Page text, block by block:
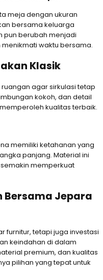
meja dengan ukuran
bersama keluarga
pun berubah menjadi
waktu bersama.
Klasik
agar sirkulasi tetap
kokoh, dan detail
kualitas terbaik.
memiliki ketahanan yang
panjang. Material ini
memperkuat
Bersama Jepara
furnitur, tetapi juga investasi
keindahan di dalam
premium, dan kualitas
pilihan yang tepat untuk